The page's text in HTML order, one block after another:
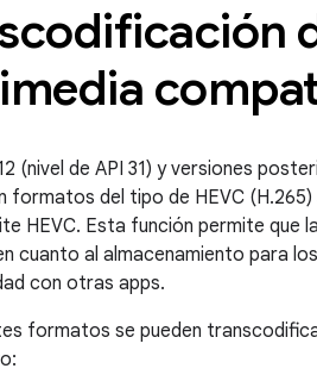
(nivel de API 31) y versiones
formatos del tipo de HEVC
HEVC. Esta función permite que
cuanto al almacenamiento para
con otras apps.
formatos se pueden